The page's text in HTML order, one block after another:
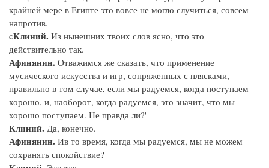
крайней мере в Египте это вовсе не могло случиться, совсем
напротив.
cКлиний. Из нынешних твоих слов ясно, что это
действительно так.
Афинянин. Отважимся же сказать, что применение
мусического искусства и игр, сопряженных с плясками,
правильно в том случае, если мы радуемся, когда поступаем
хорошо, и, наоборот, когда радуемся, это значит, что мы
хорошо поступаем. Не правда ли?'
Клиний. Да, конечно.
Афинянин. Ив то время, когда мы радуемся, мы не можем
сохранять спокойствие?